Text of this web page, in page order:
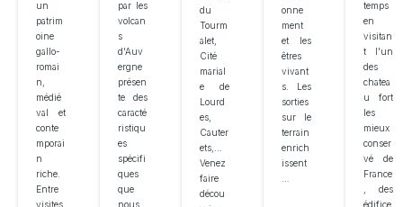
un
patrim
oine
gallo-
romai
n,
médié
val et
conte
mporai
n
riche.
Entre
visites
par les
volcan
s
d'Auv
ergne
présen
te des
caracté
ristiqu
es
spécifi
ques
que
nous
du
Tourm
alet,
Cité
marial
e de
Lourd
es,
Cauter
ets,...
Venez
faire
décou
onne
ment
et les
êtres
vivant
s. Les
sorties
sur le
terrain
enrich
issent
temps
en
visitan
t l'un
des
chatea
u fort
les
mieux
conser
vé de
France
, des
édifice